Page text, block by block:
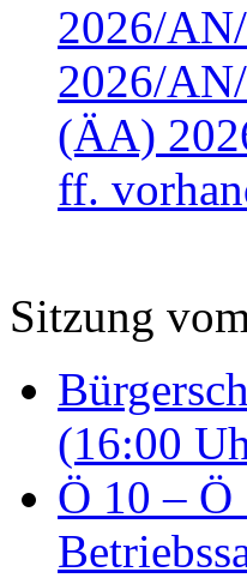
2026/
2026/
(ÄA)
ff.
Sitzung
(16:00
Ö 10 – Ö